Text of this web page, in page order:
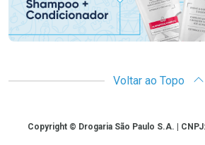
Voltar ao Topo
CopyrightCopyright © Drogaria São Paulo S.A. |